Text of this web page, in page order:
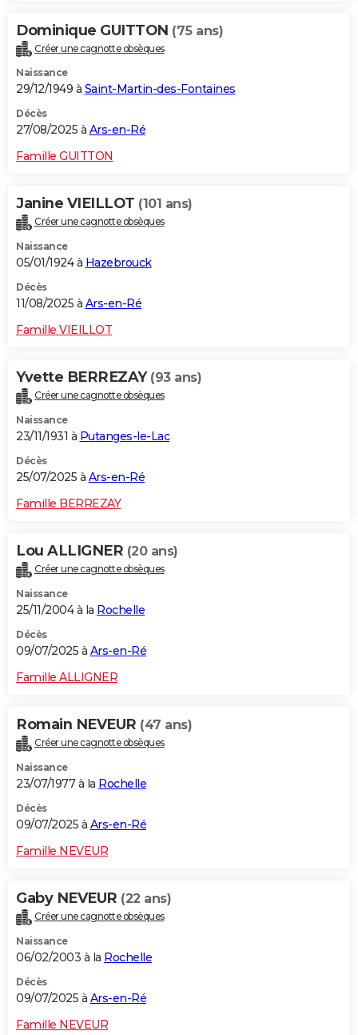
Dominique GUITTON (75 ans)
Créer une cagnotte obsèques
Naissance
29/12/1949 à Saint-Martin-des-Fontaines
Décès
27/08/2025 à Ars-en-Ré
Famille GUITTON
Janine VIEILLOT (101 ans)
Créer une cagnotte obsèques
Naissance
05/01/1924 à Hazebrouck
Décès
11/08/2025 à Ars-en-Ré
Famille VIEILLOT
Yvette BERREZAY (93 ans)
Créer une cagnotte obsèques
Naissance
23/11/1931 à Putanges-le-Lac
Décès
25/07/2025 à Ars-en-Ré
Famille BERREZAY
Lou ALLIGNER (20 ans)
Créer une cagnotte obsèques
Naissance
25/11/2004 à la Rochelle
Décès
09/07/2025 à Ars-en-Ré
Famille ALLIGNER
Romain NEVEUR (47 ans)
Créer une cagnotte obsèques
Naissance
23/07/1977 à la Rochelle
Décès
09/07/2025 à Ars-en-Ré
Famille NEVEUR
Gaby NEVEUR (22 ans)
Créer une cagnotte obsèques
Naissance
06/02/2003 à la Rochelle
Décès
09/07/2025 à Ars-en-Ré
Famille NEVEUR